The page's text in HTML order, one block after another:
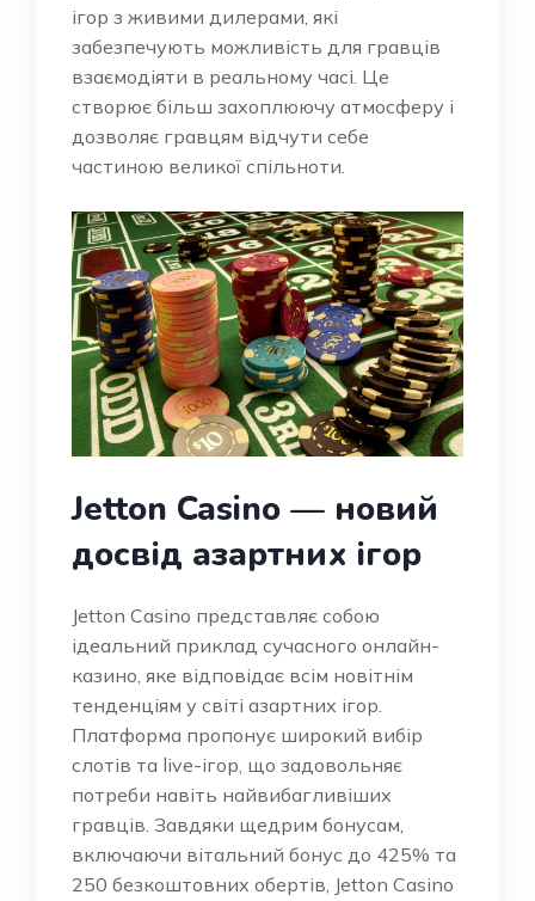
ігор з живими дилерами, які
забезпечують можливість для гравців
взаємодіяти в реальному часі. Це
створює більш захоплюючу атмосферу і
дозволяє гравцям відчути себе
частиною великої спільноти.
Jetton Casino — новий
досвід азартних ігор
Jetton Casino представляє собою
ідеальний приклад сучасного онлайн-
казино, яке відповідає всім новітнім
тенденціям у світі азартних ігор.
Платформа пропонує широкий вибір
слотів та live-ігор, що задовольняє
потреби навіть найвибагливіших
гравців. Завдяки щедрим бонусам,
включаючи вітальний бонус до 425% та
250 безкоштовних обертів, Jetton Casino